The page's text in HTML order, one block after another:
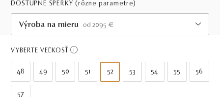
DOSTUPNÉ ŠPERKY(rôzne parametre)
Výroba na mieru
od 2095 €
Viac ako 30 dní
VYBERTE VEĽKOSŤ
48 49 50 51 52 53 54 55 56
57